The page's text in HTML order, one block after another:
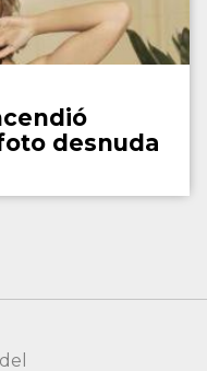
desnuda